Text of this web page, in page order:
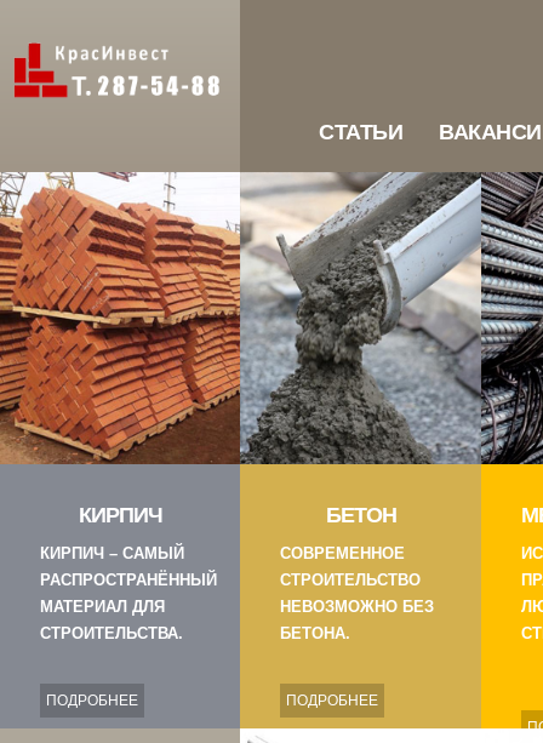
СТАТЬИ
КИРПИЧ
КИРПИЧ – САМЫЙ
РАСПРОСТРАНЁННЫЙ
МАТЕРИАЛ ДЛЯ
СТРОИТЕЛЬСТВА.
ПОДРОБНЕЕ
БЕТОН
СОВРЕМЕННОЕ
СТРОИТЕЛЬСТВО
НЕВОЗМОЖНО БЕЗ
БЕТОНА.
ПОДРОБНЕЕ